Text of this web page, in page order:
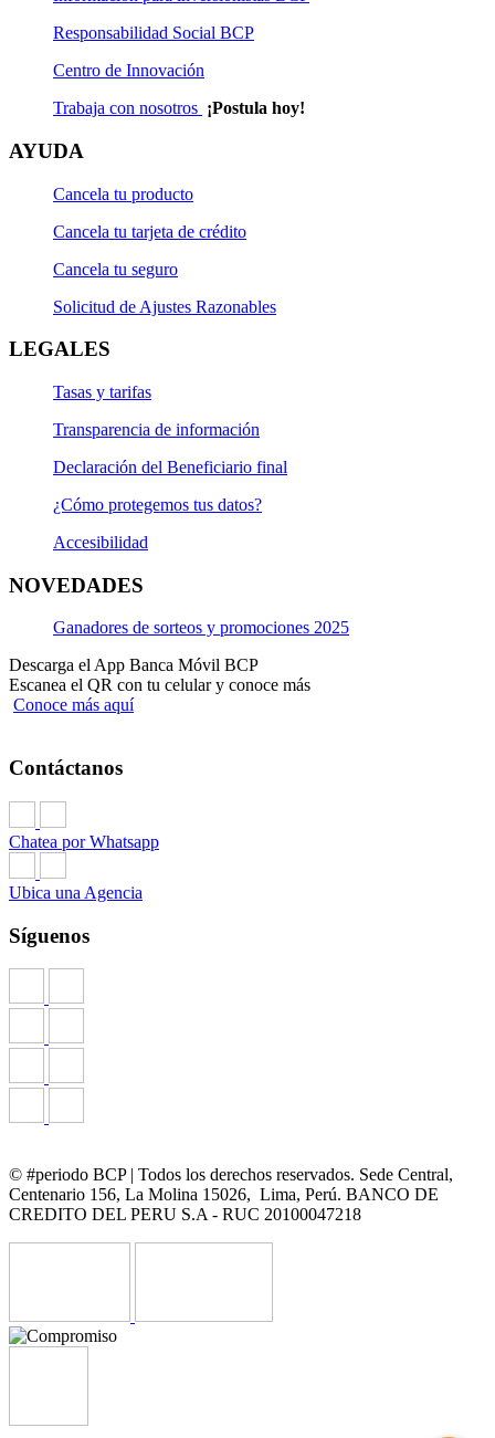
Responsabilidad Social BCP
Centro de Innovación
Trabaja con nosotros ¡Postula hoy!
AYUDA
Cancela tu producto
Cancela tu tarjeta de crédito
Cancela tu seguro
Solicitud de Ajustes Razonables
LEGALES
Tasas y tarifas
Transparencia de información
Declaración del Beneficiario final
¿Cómo protegemos tus datos?
Accesibilidad
NOVEDADES
Ganadores de sorteos y promociones 2025
Descarga el App Banca Móvil BCP
Escanea el QR con tu celular y conoce más
Conoce más aquí
Contáctanos
Chatea por Whatsapp
Ubica una Agencia
Síguenos
© #periodo BCP | Todos los derechos reservados. Sede Central,
Centenario 156, La Molina 15026, Lima, Perú. BANCO DE
CREDITO DEL PERU S.A - RUC 20100047218